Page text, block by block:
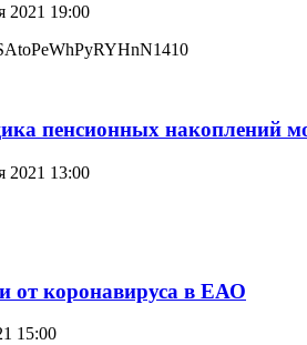
2021 19:00
пенсионных накоплений
2021 13:00
от коронавируса в ЕАО
15:00